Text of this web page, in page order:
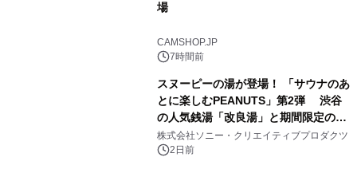
場
CAMSHOP.JP
7時間前
スヌーピーの湯が登場！ 「サウナのあ
とに楽しむPEANUTS」第2弾 渋谷
の人気銭湯「改良湯」と期間限定のコ
ラボレーション サウナイキタイコラ
ボグッズも発売決定！
株式会社ソニー・クリエイティブプロダクツ
2日前